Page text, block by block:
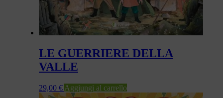
LE GUERRIERE DELLA
VALLE
29,00 € Aggiungi al carrello